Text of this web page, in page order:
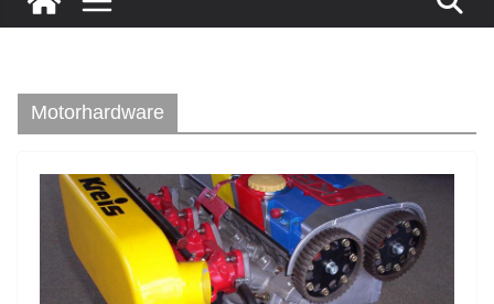
Motorhardware